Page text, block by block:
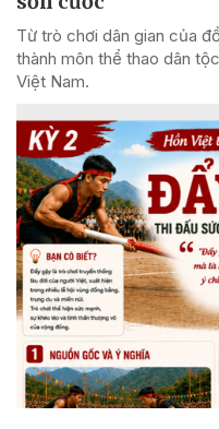
Từ trò chơi dân gian của
thành môn thể thao dân
Việt Nam.